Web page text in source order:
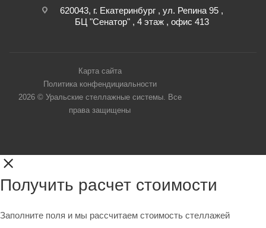
620043, г. Екатеринбург , ул. Репина 95 ,
БЦ "Сенатор" , 4 этаж , офис 413
Карта сайта
Политика конфендициальности
2026 © Уральские стеллажные системы. Все
права защищены
Получить расчет стоимости
Заполните поля и мы рассчитаем стоимость стеллажей